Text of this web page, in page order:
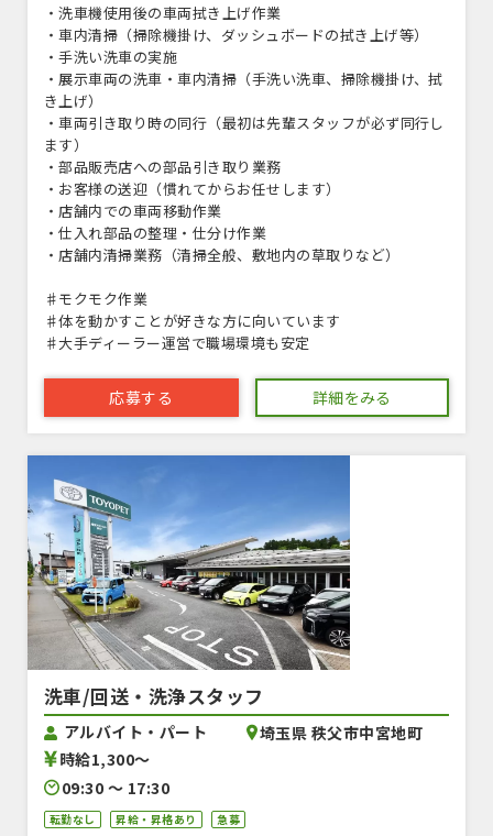
・洗車機使用後の車両拭き上げ作業
・車内清掃（掃除機掛け、ダッシュボードの拭き上げ等）
・手洗い洗車の実施
・展示車両の洗車・車内清掃（手洗い洗車、掃除機掛け、拭
き上げ）
・車両引き取り時の同行（最初は先輩スタッフが必ず同行し
ます）
・部品販売店への部品引き取り業務
・お客様の送迎（慣れてからお任せします）
・店舗内での車両移動作業
・仕入れ部品の整理・仕分け作業
・店舗内清掃業務（清掃全般、敷地内の草取りなど）
♯モクモク作業
♯体を動かすことが好きな方に向いています
♯大手ディーラー運営で職場環境も安定
応募する 詳細をみる
洗車/回送・洗浄スタッフ
アルバイト・パート
時給1,300〜
09:30 〜 17:30
埼玉県 秩父市中宮地町
転勤なし 昇給・昇格あり 急募